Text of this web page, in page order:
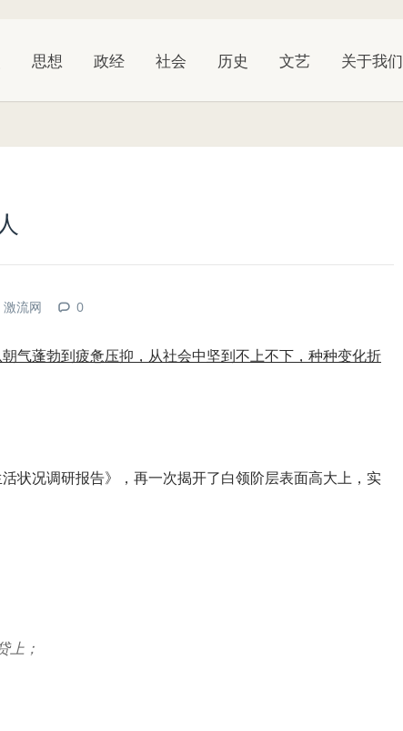
思想 政经 社会 历史 文艺 关于我们
激流网 0
气蓬勃到疲惫压抑，从社会中坚到不上不下，种种变化折
状况调研报告》，再一次揭开了白领阶层表面高大上，实
上；